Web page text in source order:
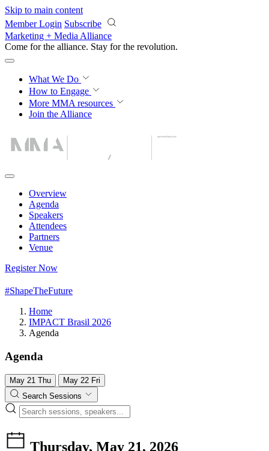
Skip to main content
Member Login Subscribe
Marketing + Media Alliance
Come for the alliance. Stay for the revolution.
What We Do
How to Engage
More MMA resources
Join the Alliance
Overview
Agenda
Speakers
Attendees
Partners
Venue
Register Now
#ShapeTheFuture
Home
IMPACT Brasil 2026
Agenda
Agenda
May 21 Thu May 22 Fri
Search Sessions
Thursday, May 21, 2026